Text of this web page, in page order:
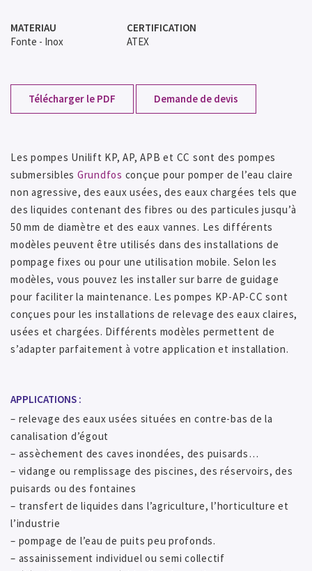
MATERIAU
Fonte - Inox
CERTIFICATION
ATEX
Télécharger le PDF Demande de devis
Les pompes Unilift KP, AP, APB et CC sont des pompes
submersibles Grundfos conçue pour pomper de l’eau claire
non agressive, des eaux usées, des eaux chargées tels que
des liquides contenant des fibres ou des particules jusqu’à
50 mm de diamètre et des eaux vannes. Les différents
modèles peuvent être utilisés dans des installations de
pompage fixes ou pour une utilisation mobile. Selon les
modèles, vous pouvez les installer sur barre de guidage
pour faciliter la maintenance. Les pompes KP-AP-CC sont
conçues pour les installations de relevage des eaux claires,
usées et chargées. Différents modèles permettent de
s’adapter parfaitement à votre application et installation.
APPLICATIONS :
– relevage des eaux usées situées en contre-bas de la
canalisation d’égout
– assèchement des caves inondées, des puisards…
– vidange ou remplissage des piscines, des réservoirs, des
puisards ou des fontaines
– transfert de liquides dans l’agriculture, l’horticulture et
l’industrie
– pompage de l’eau de puits peu profonds.
– assainissement individuel ou semi collectif